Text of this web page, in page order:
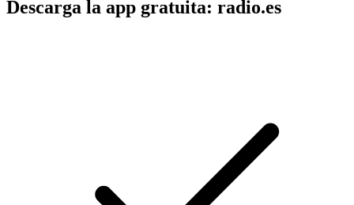
Descarga la app gratuita: radio.es